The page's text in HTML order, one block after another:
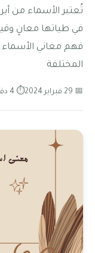
تُعتبر الأسماء من
في طياتها معانٍ
فهم معاني الأسماء
المختلفة
📅 29 فبراير 2024 ⏱ 4 دقائق قراءة